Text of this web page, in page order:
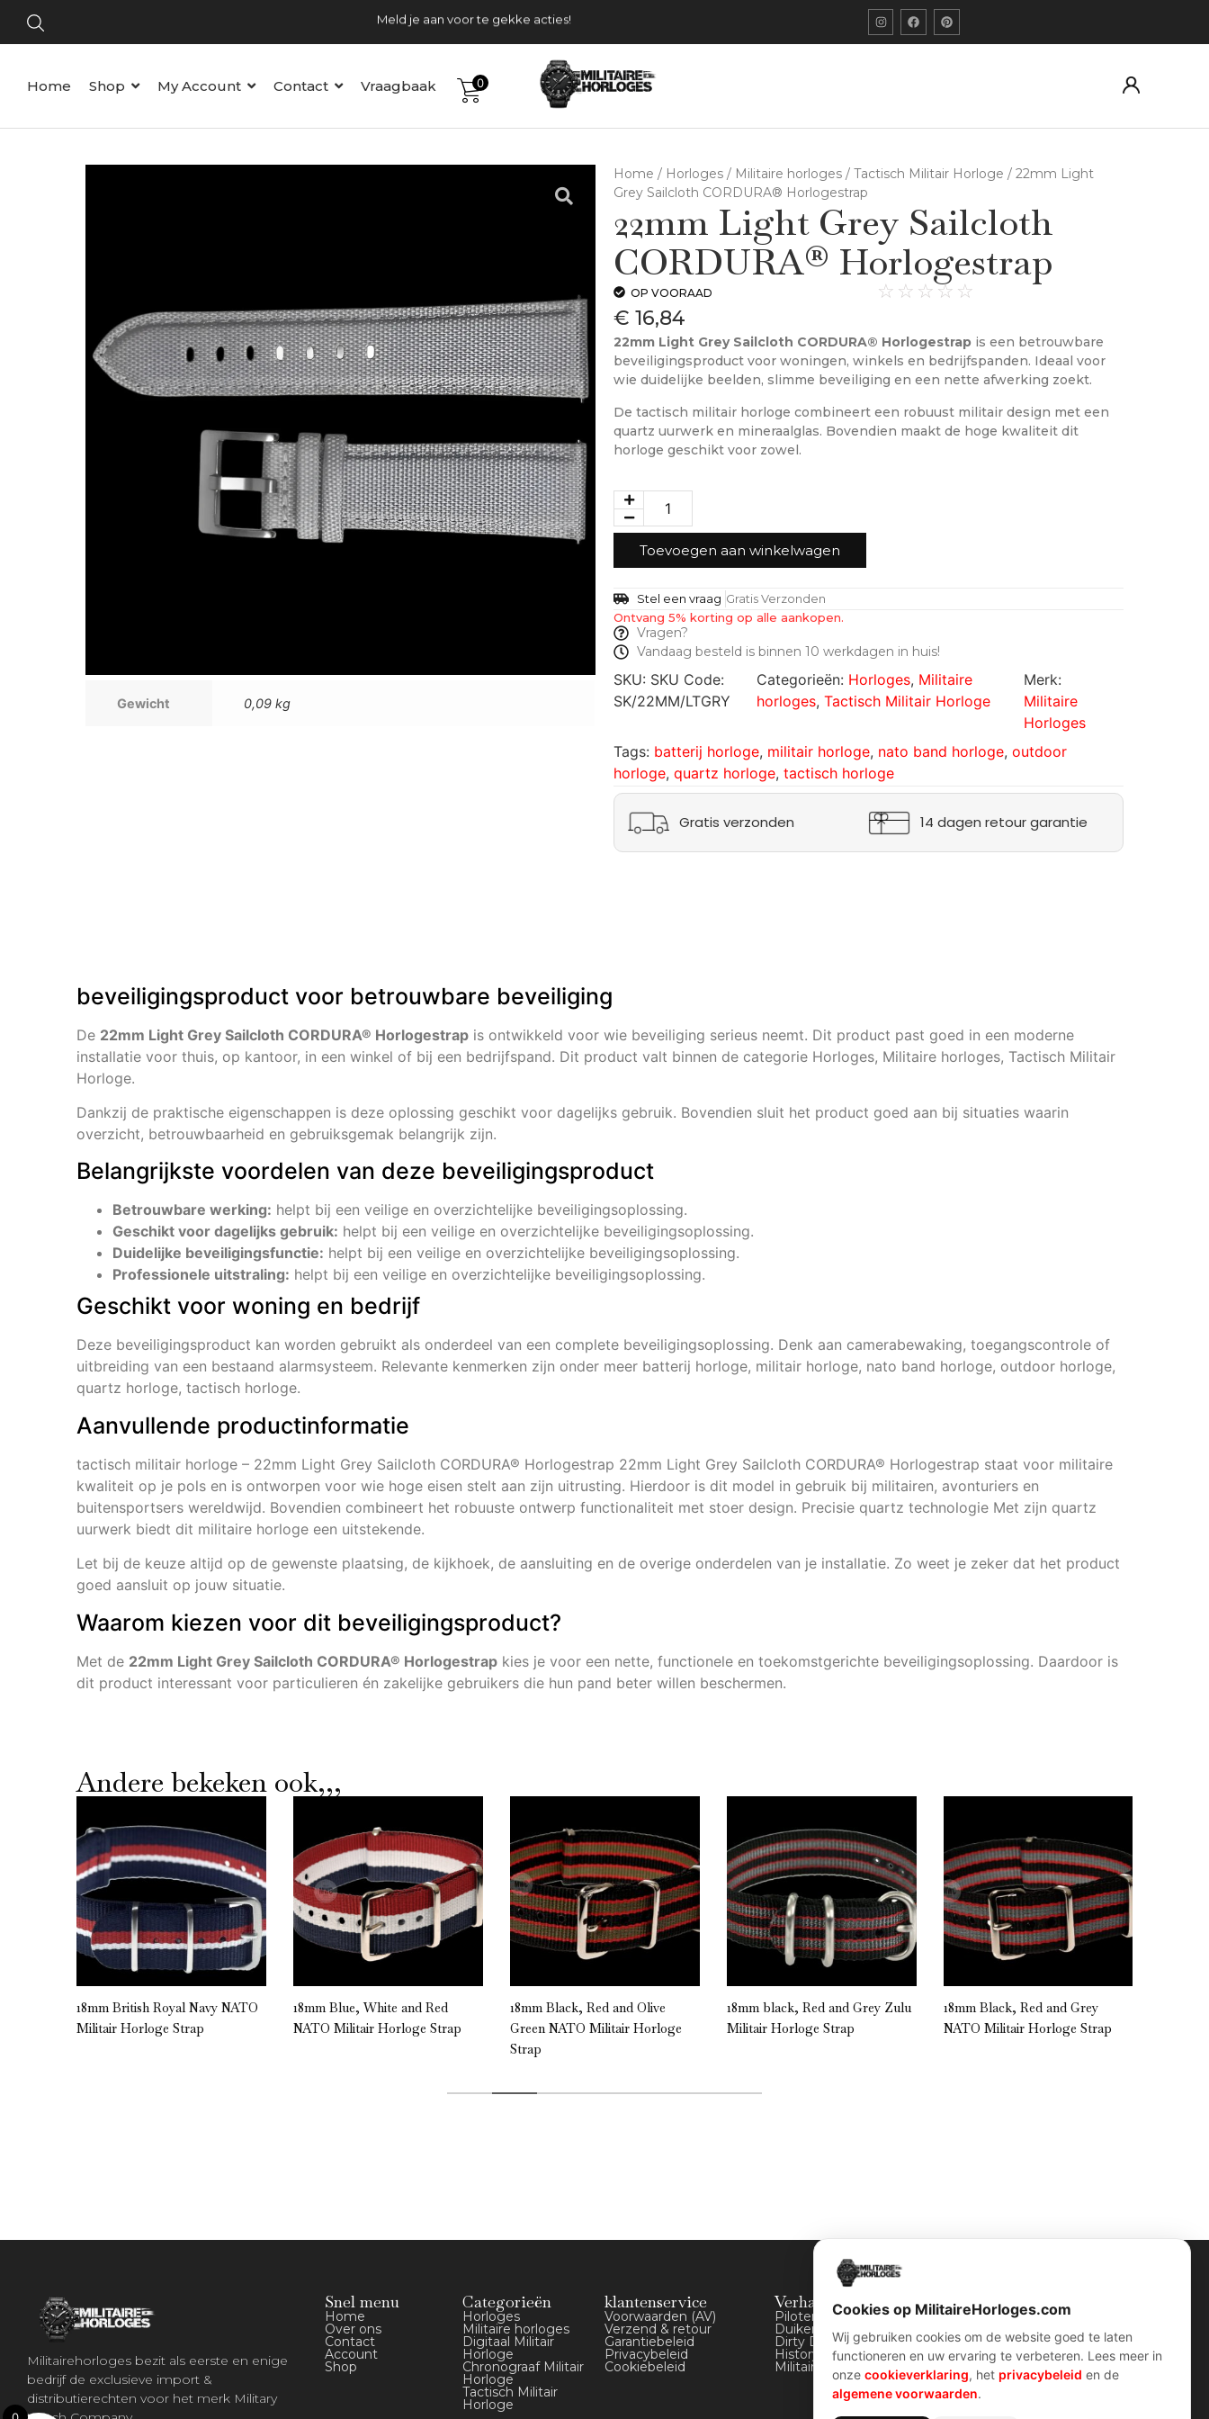
Meld je aan voor te gekke acties!
Home Shop My Account Contact Vraagbaak 0
Gewicht 0,09 kg
Home / Horloges / Militaire horloges / Tactisch Militair Horloge / 22mm Light
Grey Sailcloth CORDURA® Horlogestrap
22mm Light Grey Sailcloth
CORDURA® Horlogestrap
OP VOORAAD ☆ ☆ ☆ ☆ ☆
€ 16,84
22mm Light Grey Sailcloth CORDURA® Horlogestrap is een betrouwbare
beveiligingsproduct voor woningen, winkels en bedrijfspanden. Ideaal voor
wie duidelijke beelden, slimme beveiliging en een nette afwerking zoekt.
De tactisch militair horloge combineert een robuust militair design met een
quartz uurwerk en mineraalglas. Bovendien maakt de hoge kwaliteit dit
horloge geschikt voor zowel.
Toevoegen aan winkelwagen
Stel een vraag Gratis Verzonden
Ontvang 5% korting op alle aankopen.
Vragen?
Vandaag besteld is binnen 10 werkdagen in huis!
SKU: SKU Code:
SK/22MM/LTGRY
Categorieën: Horloges, Militaire
horloges,Tactisch Militair Horloge
Merk:
Militaire
Horloges
Tags: batterij horloge, militair horloge, nato band horloge, outdoor
horloge, quartz horloge, tactisch horloge
Gratis verzonden 14 dagen retour garantie
beveiligingsproduct voor betrouwbare beveiliging
De 22mm Light Grey Sailcloth CORDURA® Horlogestrap is ontwikkeld voor wie beveiliging serieus neemt. Dit product past goed in een moderne
installatie voor thuis, op kantoor, in een winkel of bij een bedrijfspand. Dit product valt binnen de categorie Horloges, Militaire horloges, Tactisch Militair
Horloge.
Dankzij de praktische eigenschappen is deze oplossing geschikt voor dagelijks gebruik. Bovendien sluit het product goed aan bij situaties waarin
overzicht, betrouwbaarheid en gebruiksgemak belangrijk zijn.
Belangrijkste voordelen van deze beveiligingsproduct
Betrouwbare werking: helpt bij een veilige en overzichtelijke beveiligingsoplossing.
Geschikt voor dagelijks gebruik: helpt bij een veilige en overzichtelijke beveiligingsoplossing.
Duidelijke beveiligingsfunctie: helpt bij een veilige en overzichtelijke beveiligingsoplossing.
Professionele uitstraling: helpt bij een veilige en overzichtelijke beveiligingsoplossing.
Geschikt voor woning en bedrijf
Deze beveiligingsproduct kan worden gebruikt als onderdeel van een complete beveiligingsoplossing. Denk aan camerabewaking, toegangscontrole of
uitbreiding van een bestaand alarmsysteem. Relevante kenmerken zijn onder meer batterij horloge, militair horloge, nato band horloge, outdoor horloge,
quartz horloge, tactisch horloge.
Aanvullende productinformatie
tactisch militair horloge – 22mm Light Grey Sailcloth CORDURA® Horlogestrap 22mm Light Grey Sailcloth CORDURA® Horlogestrap staat voor militaire
kwaliteit op je pols en is ontworpen voor wie hoge eisen stelt aan zijn uitrusting. Hierdoor is dit model in gebruik bij militairen, avonturiers en
buitensportsers wereldwijd. Bovendien combineert het robuuste ontwerp functionaliteit met stoer design. Precisie quartz technologie Met zijn quartz
uurwerk biedt dit militaire horloge een uitstekende.
Let bij de keuze altijd op de gewenste plaatsing, de kijkhoek, de aansluiting en de overige onderdelen van je installatie. Zo weet je zeker dat het product
goed aansluit op jouw situatie.
Waarom kiezen voor dit beveiligingsproduct?
Met de 22mm Light Grey Sailcloth CORDURA® Horlogestrap kies je voor een nette, functionele en toekomstgerichte beveiligingsoplossing. Daardoor is
dit product interessant voor particulieren én zakelijke gebruikers die hun pand beter willen beschermen.
Andere bekeken ook,,,
18mm British Royal Navy NATO
Militair Horloge Strap
18mm Blue, White and Red
NATO Militair Horloge Strap
18mm Black, Red and Olive
Green NATO Militair Horloge
Strap
18mm black, Red and Grey Zulu
Militair Horloge Strap
18mm Black, Red and Grey
NATO Militair Horloge Strap
Militairehorloges bezit als eerste en enige
bedrijf de exclusieve import &
distributierechten voor het merk Military
Snel menu
Home
Over ons
Contact
Account
Shop
Categorieën
Horloges
Militaire horloges
Digitaal Militair
Horloge
Chronograaf Militair
Horloge
Tactisch Militair
Horloge
klantenservice
Voorwaarden (AV)
Verzend & retour
Garantiebeleid
Privacybeleid
Cookiebeleid
Verhalen
Piloten horloges
Duikers horloges
Dirty Dozen
History van WOII
Militairre horloges
Contact Info
Wijnstraat 75 3311 BT Dordrecht
Nederland
Kvk: 74829491
Info@militairehorloges.com
Cookies op MilitaireHorloges.com
Wij gebruiken cookies om de website goed te laten
functioneren en uw ervaring te verbeteren. Lees meer in
onze cookieverklaring, het privacybeleid en de
algemene voorwaarden.